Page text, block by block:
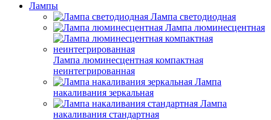
Лампы
Лампа светодиодная
Лампа люминесцентная
Лампа люминесцентная компактная
неинтегрированная
Лампа
накаливания зеркальная
Лампа
накаливания стандартная